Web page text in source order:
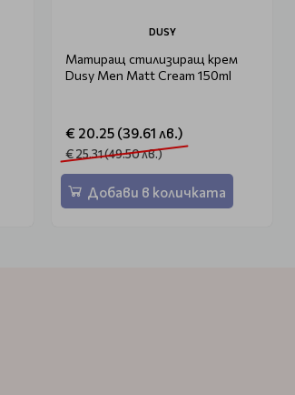
DUSY
Матиращ стилизиращ крем
Dusy Men Matt Cream 150ml
€ 20.25 (39.61 лв.)
€ 25.31 (49.50 лв.)
Добави в количката